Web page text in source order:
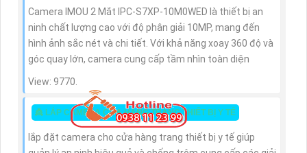
Camera IMOU 2 Mắt IPC-S7XP-10M0WED là thiết bị an
ninh chất lượng cao với độ phân giải 10MP, mang đến
hình ảnh sắc nét và chi tiết. Với khả năng xoay 360 độ và
góc quay lớn, camera cung cấp tầm nhìn toàn diện
View: 9770.
👸 LẮP CAMERA CỬA HÀNG TRANG THIẾT BỊ Y TẾ
lắp đặt camera cho cửa hàng trang thiết bị y tế giúp